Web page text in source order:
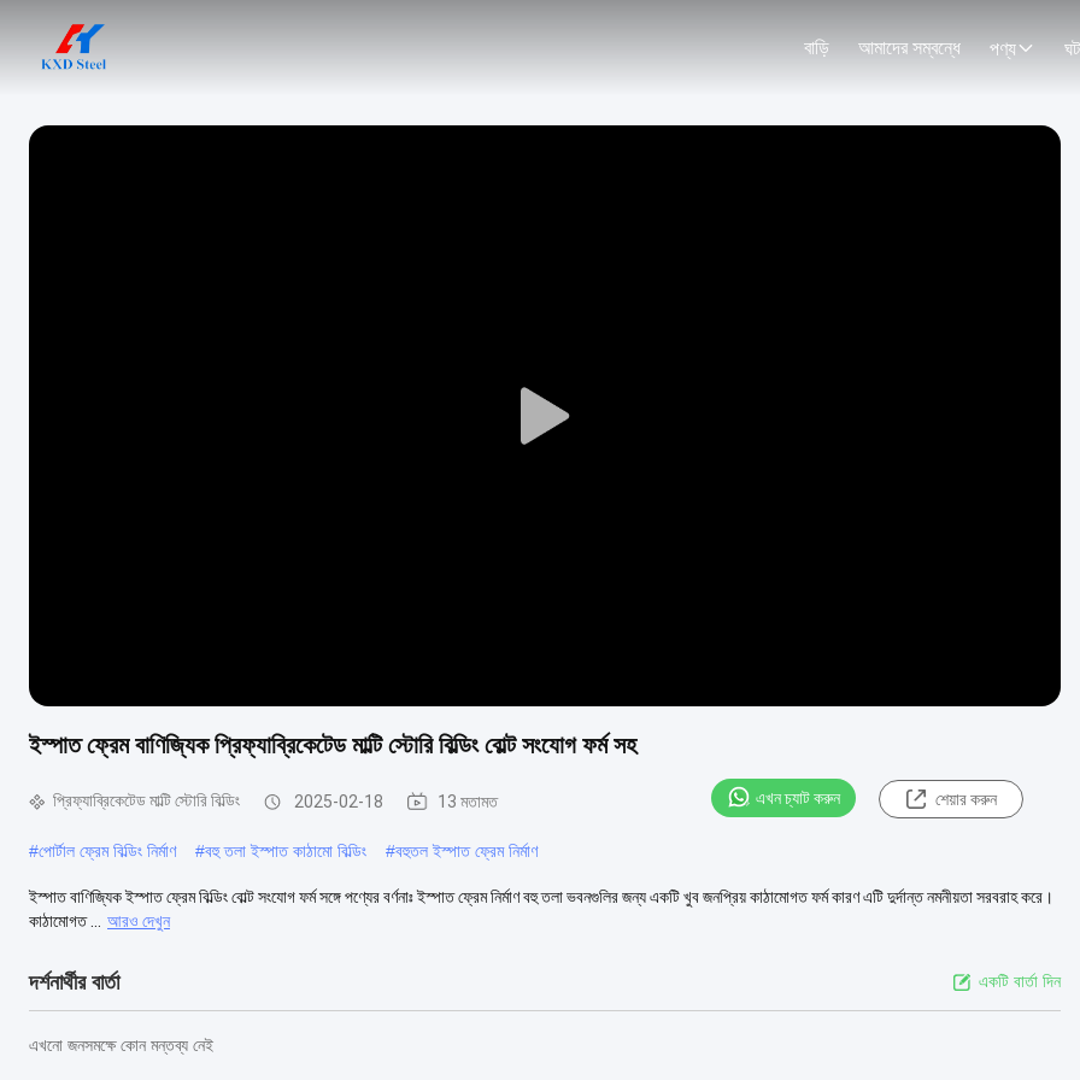
বাড়ি আমাদের সম্বন্ধে পণ্য
Play
ইস্পাত ফ্রেম বাণিজ্যিক প্রিফ্যাব্রিকেটেড মাল্টি স্টোরি বিল্ডিং বোল্ট সংযোগ ফর্ম সহ
প্রিফ্যাব্রিকেটেড মাল্টি স্টোরি বিল্ডিং 2025-02-18 13 মতামত এখন চ্যাট করুন শেয়ার করুন
#পোর্টাল ফ্রেম বিল্ডিং নির্মাণ #বহু তলা ইস্পাত কাঠামো বিল্ডিং #বহুতল ইস্পাত ফ্রেম নির্মাণ
ইস্পাত বাণিজ্যিক ইস্পাত ফ্রেম বিল্ডিং বোল্ট সংযোগ ফর্ম সঙ্গে পণ্যের বর্ণনাঃ ইস্পাত ফ্রেম নির্মাণ বহু তলা ভবনগুলির জন্য একটি খুব জনপ্রিয় কাঠামোগত ফর্ম কারণ এটি দুর্দান্ত নমনীয়তা সরবরাহ করে।
কাঠামোগত ...
আরও দেখুন
দর্শনার্থীর বার্তা একটি বার্তা দিন
এখনো জনসমক্ষে কোন মন্তব্য নেই